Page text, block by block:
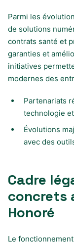
Parmi les
de solutions
contrats santé et
garanties et
initiatives
modernes des
Partenariats
technologie
Évolutions
avec des
Cadre
concrets
Honoré
Le